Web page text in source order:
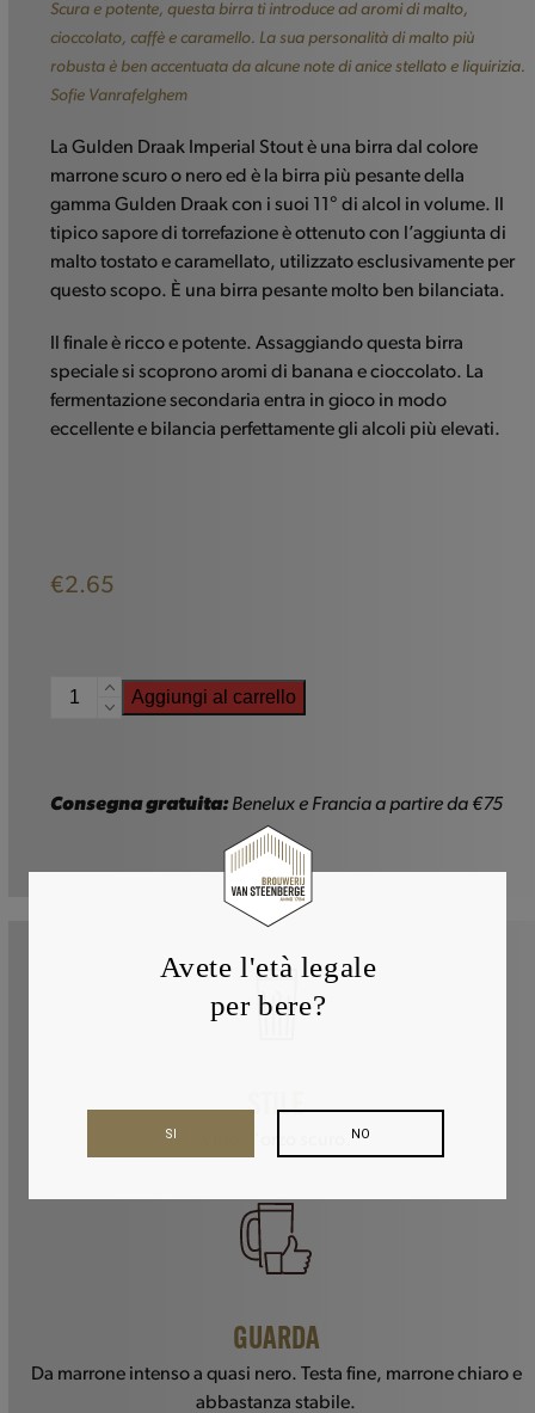
Scura e potente, questa birra ti introduce ad aromi di malto,
cioccolato, caffè e caramello. La sua personalità di malto più
robusta è ben accentuata da alcune note di anice stellato e liquirizia.
Sofie Vanrafelghem
La Gulden Draak Imperial Stout è una birra dal colore
marrone scuro o nero ed è la birra più pesante della
gamma Gulden Draak con i suoi 11° di alcol in volume. Il
tipico sapore di torrefazione è ottenuto con l’aggiunta di
malto tostato e caramellato, utilizzato esclusivamente per
questo scopo. È una birra pesante molto ben bilanciata.
Il finale è ricco e potente. Assaggiando questa birra
speciale si scoprono aromi di banana e cioccolato. La
fermentazione secondaria entra in gioco in modo
eccellente e bilancia perfettamente gli alcoli più elevati.
€2.65
Gulden
-
Aggiungi al carrello
Consegna gratuita:Benelux e Francia a partire da €75
STILE
GUARDA
Da marrone intenso a quasi nero. Testa fine, marrone chiaro e
abbastanza stabile.
Avete l'età legale
per bere?
NO
SI